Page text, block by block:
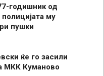
годишник од
му
пушки
ќе го засили
МКК Куманово